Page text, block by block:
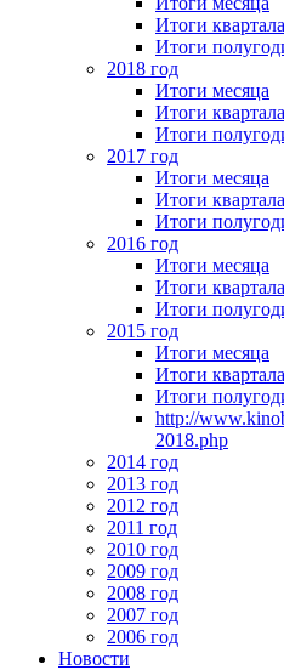
Итоги квартала
Итоги
2018 год
Итоги месяца
Итоги квартала
Итоги
2017 год
Итоги месяца
Итоги квартала
Итоги
2016 год
Итоги месяца
Итоги квартала
Итоги
2015 год
Итоги месяца
Итоги квартала
Итоги
http://
2018.php
2014 год
2013 год
2012 год
2011 год
2010 год
2009 год
2008 год
2007 год
2006 год
Новости